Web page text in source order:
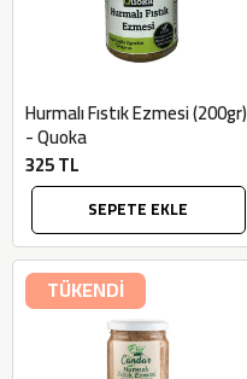
Hurmalı Fıstık Ezmesi (200gr)
- Quoka
325 TL
SEPETE EKLE
TÜKENDİ